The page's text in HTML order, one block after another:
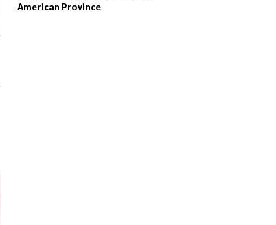
American Province